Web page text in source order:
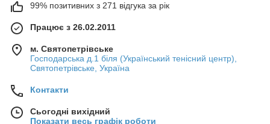
99% позитивних з 271 відгука за рік
Працює з 26.02.2011
м. Святопетрівське
Господарська д.1 біля (Український тенісний центр),
Святопетрівське, Україна
Контакти
Сьогодні вихідний
Показати весь графік роботи